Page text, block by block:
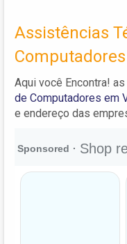
Assistências
Aqui você Encontra!
de Computadores em
e endereço das